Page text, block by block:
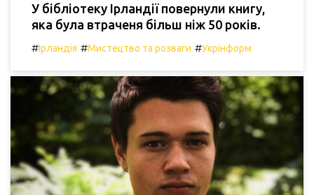
У бібліотеку Ірландії повернули книгу,
яка була втраченя більш ніж 50 років.
#Ірландія #Мистецтво та розваги #Укрінформ